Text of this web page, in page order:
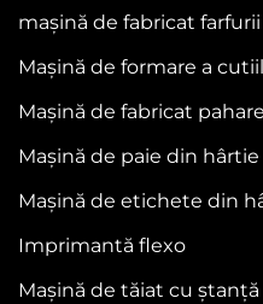
mașină de fabricat
Mașină de formare a
Mașină de fabricat
Mașină de paie din hârtie
Mașină de etichete din
Imprimantă flexo
Mașină de tăiat cu ștanță